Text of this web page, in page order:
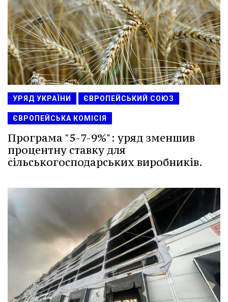
УРЯД УКРАЇНИ ЄВРОПЕЙСЬКИЙ СОЮЗ
ЄВРОПЕЙСЬКА КОМІСІЯ
Програма "5-7-9%": уряд зменшив
процентну ставку для
сільськогосподарських виробників.